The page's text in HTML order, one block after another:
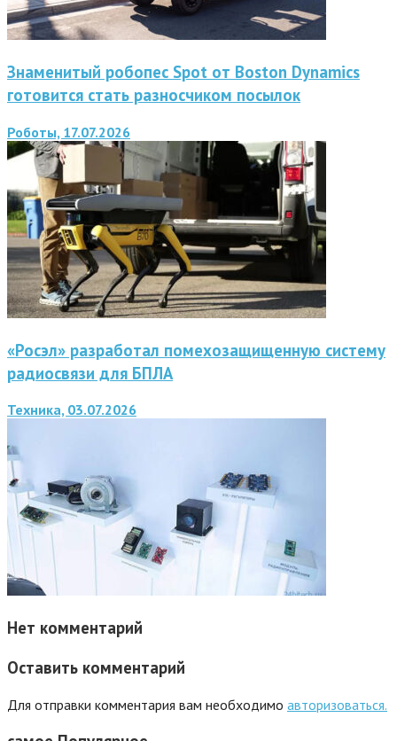
Знаменитый робопес Spot от Boston Dynamics
готовится стать разносчиком посылок
Роботы, 17.07.2026
«Росэл» разработал помехозащищенную систему
радиосвязи для БПЛА
Техника, 03.07.2026
Нет комментарий
Оставить комментарий
Для отправки комментария вам необходимо авторизоваться.